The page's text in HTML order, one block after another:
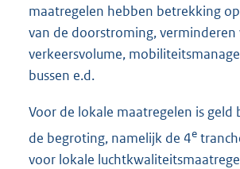
maatregelen hebben betrekking
van de doorstroming, verminderen
verkeersvolume,
bussen e.d.
Voor de lokale maatregelen is geld
de begroting, namelijk de 4e
voor lokale